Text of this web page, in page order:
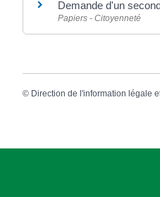
Demande d'un
Papiers - Citoyenneté
© Direction de l'information légale